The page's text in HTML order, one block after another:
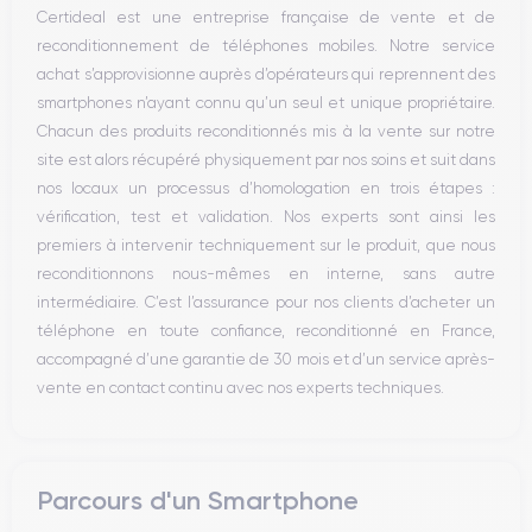
Bouton Home
Bluetooth
WiFi
Réseau
Vibreur
Prise USB
Certideal est une entreprise française de vente et de
reconditionnement de téléphones mobiles. Notre service
achat s’approvisionne auprès d’opérateurs qui reprennent des
smartphones n’ayant connu qu’un seul et unique propriétaire.
Chacun des produits reconditionnés mis à la vente sur notre
site est alors récupéré physiquement par nos soins et suit dans
nos locaux un processus d’homologation en trois étapes :
vérification, test et validation. Nos experts sont ainsi les
premiers à intervenir techniquement sur le produit, que nous
reconditionnons nous-mêmes en interne, sans autre
intermédiaire. C’est l’assurance pour nos clients d’acheter un
téléphone en toute confiance, reconditionné en France,
accompagné d’une garantie de 30 mois et d’un service après-
vente en contact continu avec nos experts techniques.
Parcours d'un Smartphone